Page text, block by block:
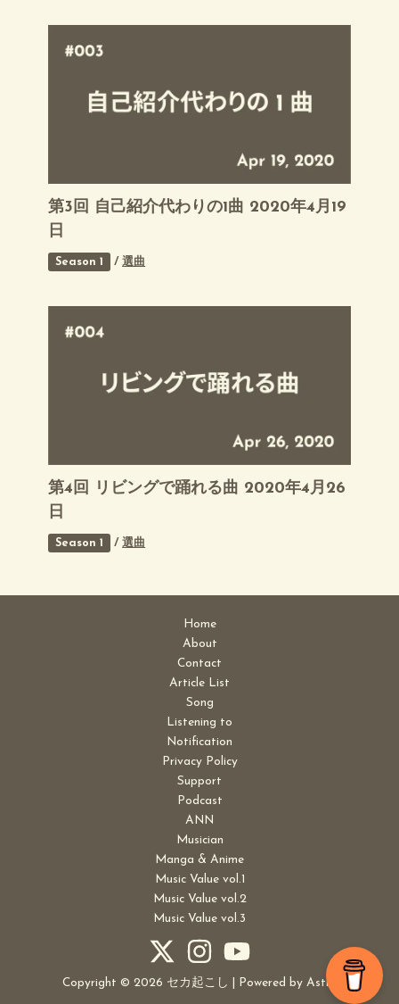
第3回 自己紹介代わりの1曲 2020年4月19
日
Season 1 /選曲
第4回 リビングで踊れる曲 2020年4月26
日
Season 1 /選曲
Home
About
Contact
Article List
Song
Listening to
Notification
Privacy Policy
Support
Podcast
ANN
Musician
Manga & Anime
Music Value vol.1
Music Value vol.2
Music Value vol.3
Copyright © 2026 セカ起こし | Powered by Astra